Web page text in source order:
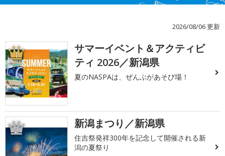
2026/08/06 更新
1
サマーイベント＆アクティビ
ティ 2026／新潟県
夏のNASPAは、ぜんぶがあそび場！
2 新潟まつり／新潟県
住吉祭発祥300年を記念して開催される新
潟の夏祭り